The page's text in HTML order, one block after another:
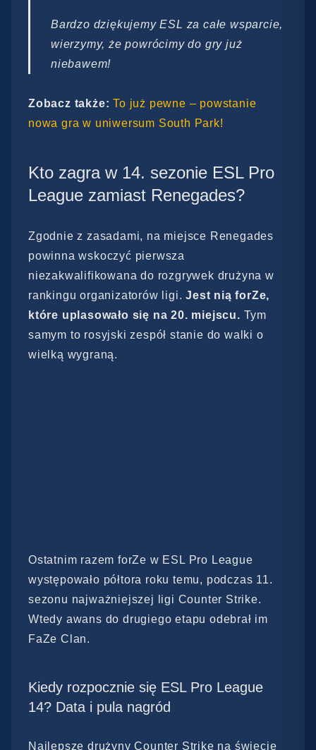
Bardzo dziękujemy ESL za całe wsparcie,
wierzymy, że powrócimy do gry już
niebawem!
Zobacz także:To już pewne – powstanie
nowa gra w uniwersum South Park!
Kto zagra w 14. sezonie ESL Pro
League zamiast Renegades?
Zgodnie z zasadami, na miejsce Renegades
powinna wskoczyć pierwsza
niezakwalifikowana do rozgrywek drużyna w
rankingu organizatorów ligi.Jest nią forZe,
które uplasowało się na 20. miejscu. Tym
samym to rosyjski zespół stanie do walki o
wielką wygraną.
Ostatnim razem forZe w ESL Pro League
występowało półtora roku temu, podczas 11.
sezonu najważniejszej ligi Counter Strike.
Wtedy awans do drugiego etapu odebrał im
FaZe Clan.
Kiedy rozpocznie się ESL Pro League
14? Data i pula nagród
Najlepsze drużyny Counter Strike na świecie